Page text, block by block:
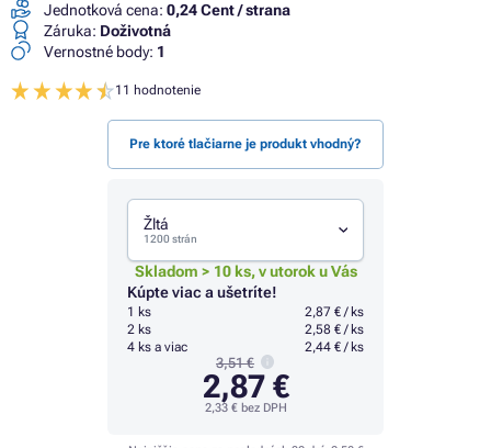
Jednotková cena: 0,24 Cent / strana
Záruka: Doživotná
Vernostné body: 1
11 hodnotenie
Pre ktoré tlačiarne je produkt vhodný?
Žltá
1200 strán
Skladom > 10 ks, v utorok u Vás
Kúpte viac a ušetríte!
1 ks
2,87 € / ks
2 ks
2,58 € / ks
4 ks a viac
2,44 € / ks
3,51 €
2,87 €
2,33 €bez DPH